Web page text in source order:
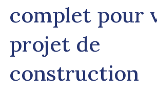
complet pour
projet de
construction